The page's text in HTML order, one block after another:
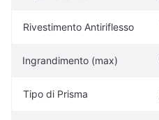
Rivestimento Antiriflesso
Ingrandimento (max)
Tipo di Prisma